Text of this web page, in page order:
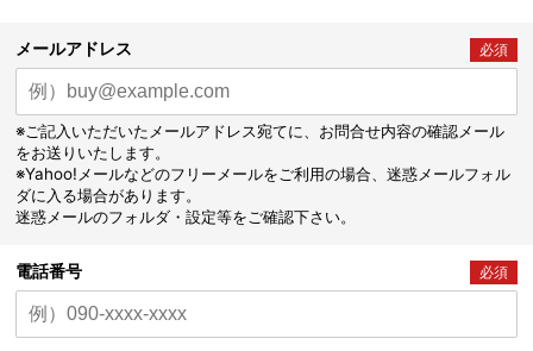
メールアドレス 必須
※ご記入いただいたメールアドレス宛てに、お問合せ内容の確認メール
をお送りいたします。
※Yahoo!メールなどのフリーメールをご利用の場合、迷惑メールフォル
ダに入る場合があります。
迷惑メールのフォルダ・設定等をご確認下さい。
電話番号 必須